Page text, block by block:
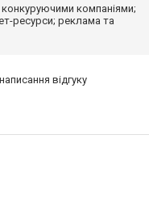
компаніями;
ресурси; реклама та
відгуку